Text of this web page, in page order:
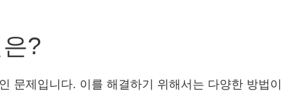
?
문제입니다. 이를 해결하기 위해서는 다양한 방법이